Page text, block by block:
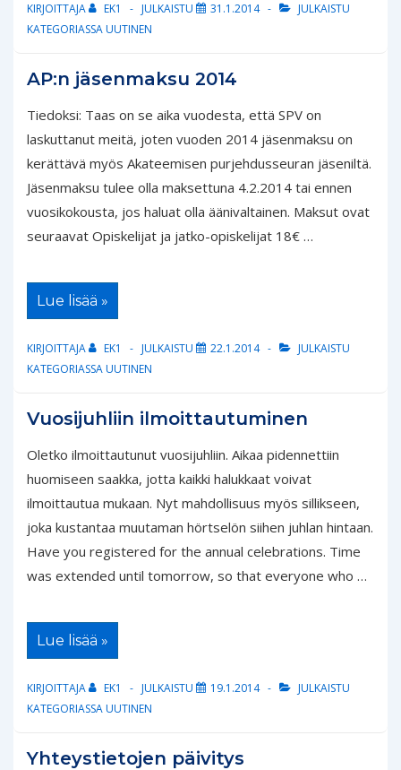
KIRJOITTAJA EK1 JULKAISTU 31.1.2014
JULKAISTU
KATEGORIASSAUUTINEN
AP:n jäsenmaksu 2014
Tiedoksi: Taas on se aika vuodesta, että SPV on
laskuttanut meitä, joten vuoden 2014 jäsenmaksu on
kerättävä myös Akateemisen purjehdusseuran jäseniltä.
Jäsenmaksu tulee olla maksettuna 4.2.2014 tai ennen
vuosikokousta, jos haluat olla äänivaltainen. Maksut ovat
seuraavat Opiskelijat ja jatko-opiskelijat 18€ …
AP:n
jäsenmaksu
2014
Lue lisää »
KIRJOITTAJA EK1 JULKAISTU 22.1.2014
JULKAISTU
KATEGORIASSAUUTINEN
Vuosijuhliin ilmoittautuminen
Oletko ilmoittautunut vuosijuhliin. Aikaa pidennettiin
huomiseen saakka, jotta kaikki halukkaat voivat
ilmoittautua mukaan. Nyt mahdollisuus myös sillikseen,
joka kustantaa muutaman hörtselön siihen juhlan hintaan.
Have you registered for the annual celebrations. Time
was extended until tomorrow, so that everyone who …
Vuosijuhliin
ilmoittautuminen
Lue lisää »
KIRJOITTAJA EK1 JULKAISTU 19.1.2014
JULKAISTU
KATEGORIASSAUUTINEN
Yhteystietojen päivitys